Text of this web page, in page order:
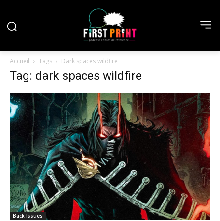
Accueil Tags Dark spaces wildfire
Tag: dark spaces wildfire
Back Issues